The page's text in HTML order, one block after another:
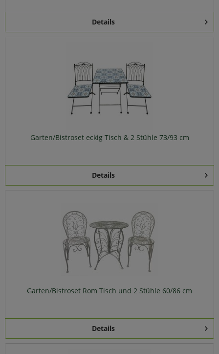
Details
Garten/Bistroset eckig Tisch & 2 Stühle 73/93 cm
Details
Garten/Bistroset Rom Tisch und 2 Stühle 60/86 cm
Details